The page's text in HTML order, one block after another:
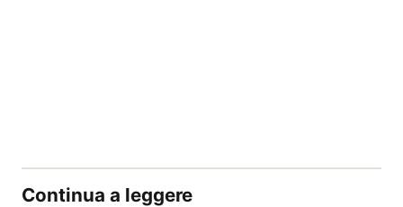
Continua a leggere